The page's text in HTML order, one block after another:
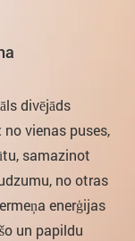
divējāds
vienas puses,
samazinot
no otras
enerģijas
un papildu